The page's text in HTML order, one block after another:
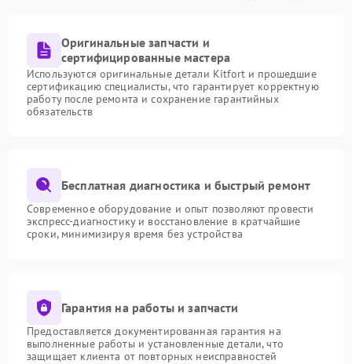
Оригинальные запчасти и
сертифицированные мастера
Используются оригинальные детали Kitfort и прошедшие
сертификацию специалисты, что гарантирует корректную
работу после ремонта и сохранение гарантийных
обязательств
Бесплатная диагностика и быстрый ремонт
Современное оборудование и опыт позволяют провести
экспресс-диагностику и восстановление в кратчайшие
сроки, минимизируя время без устройства
Гарантия на работы и запчасти
Предоставляется документированная гарантия на
выполненные работы и установленные детали, что
защищает клиента от повторных неисправностей